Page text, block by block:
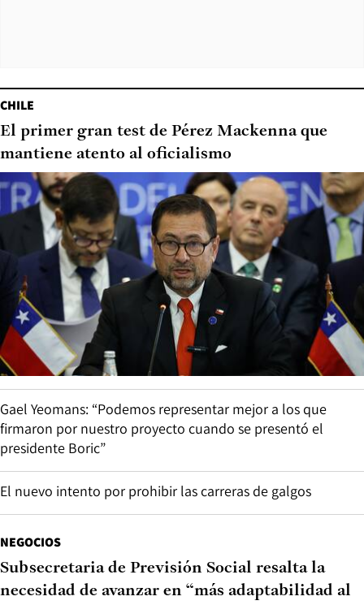
CHILE
El primer gran test de Pérez Mackenna que
mantiene atento al oficialismo
Gael Yeomans: “Podemos representar mejor a los que
firmaron por nuestro proyecto cuando se presentó el
presidente Boric”
El nuevo intento por prohibir las carreras de galgos
NEGOCIOS
Subsecretaria de Previsión Social resalta la
necesidad de avanzar en “más adaptabilidad al